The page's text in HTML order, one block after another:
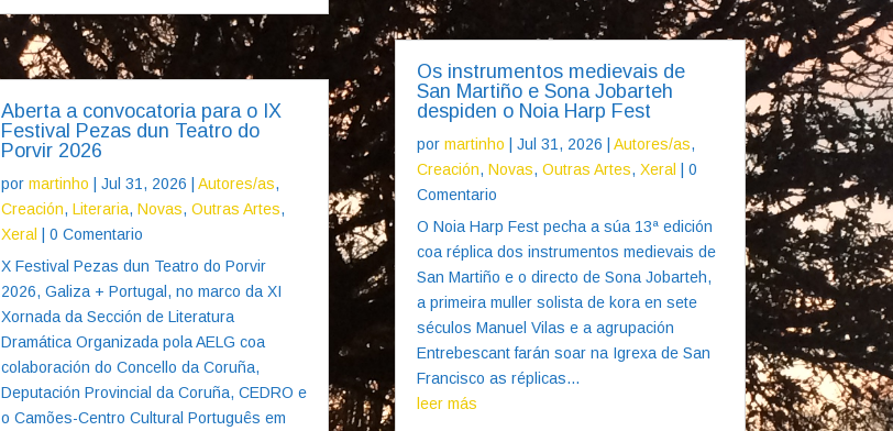
Aberta a convocatoria para o IX
Festival Pezas dun Teatro do
Porvir 2026
por martinho Jul 31, 2026 Autores/as,
Creación, Literaria, Novas, Outras Artes,
Xeral
| 0 Comentario
X Festival Pezas dun Teatro do Porvir
2026, Galiza + Portugal, no marco da XI
Xornada da Sección de Literatura
Dramática Organizada pola AELG coa
colaboración do Concello da Coruña,
Deputación Provincial da Coruña, CEDRO e
o Camões-Centro Cultural Português em
Os instrumentos medievais de
San Martiño e Sona Jobarteh
despiden o Noia Harp Fest
por martinho Jul 31, 2026 Autores/as,
Creación, Novas, Outras Artes, Xeral
| 0
Comentario
O Noia Harp Fest pecha a súa 13ª edición
coa réplica dos instrumentos medievais de
San Martiño e o directo de Sona Jobarteh,
a primeira muller solista de kora en sete
séculos Manuel Vilas e a agrupación
Entrebescant farán soar na Igrexa de San
Francisco as réplicas...
leer más